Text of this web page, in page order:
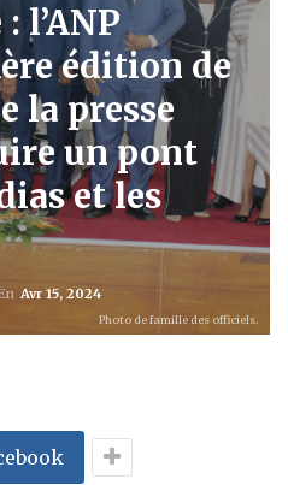
l’ANP
édition de
la presse
un pont
et les
Avr 15, 2024
Photo de famille des officiels.